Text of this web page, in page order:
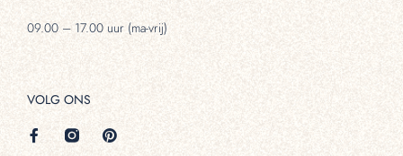
09.00 – 17.00 uur (ma-vrij)
VOLG ONS